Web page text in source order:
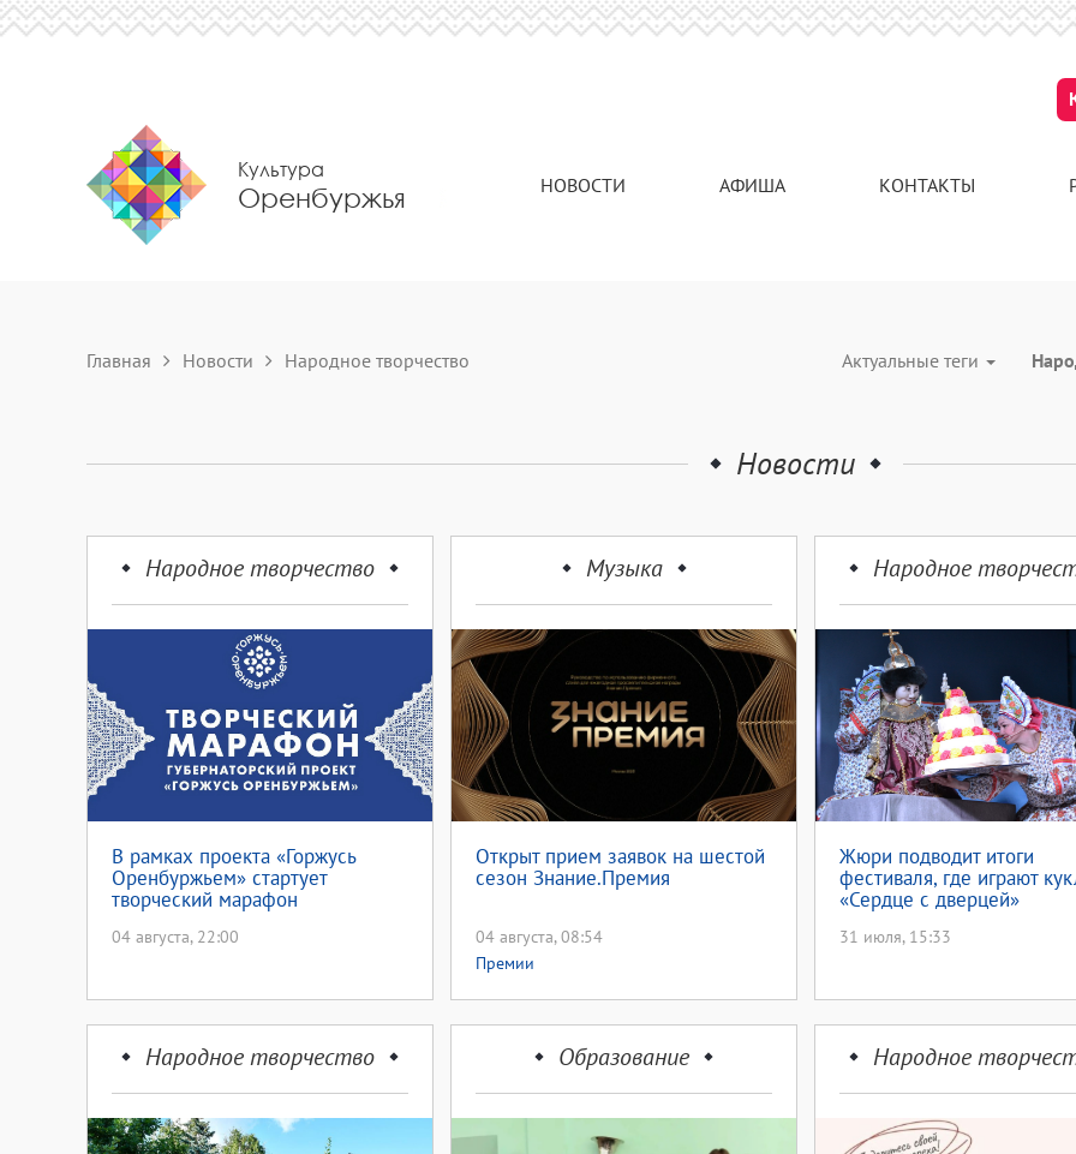
Культура
Оренбуржья НОВОСТИ АФИША КОНТАКТЫ
Главная Новости Народное творчество Актуальные теги
Новости
Народное творчество
В рамках проекта «Горжусь
Оренбуржьем» стартует
творческий марафон
04 августа, 22:00
Музыка
Открыт прием заявок на шестой
сезон Знание.Премия
04 августа, 08:54
Премии
Народное
Жюри подводит итоги
фестиваля, где играют
«Сердце с дверцей»
31 июля, 15:33
Народное творчество Образование Народное